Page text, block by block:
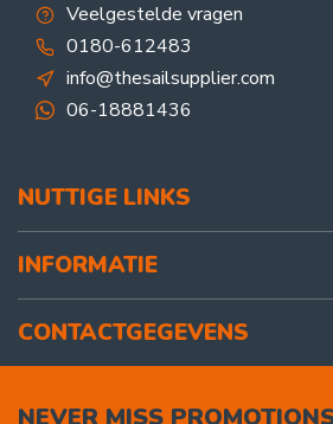
Veelgestelde vragen
0180-612483
info@thesailsupplier.com
06-18881436
NUTTIGE LINKS
INFORMATIE
CONTACTGEGEVENS
NEVER MISS